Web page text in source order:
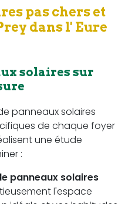
pas chers et
dans l' Eure
solaires sur
panneaux solaires
de chaque foyer
une étude
:
panneaux solaires
l'espace